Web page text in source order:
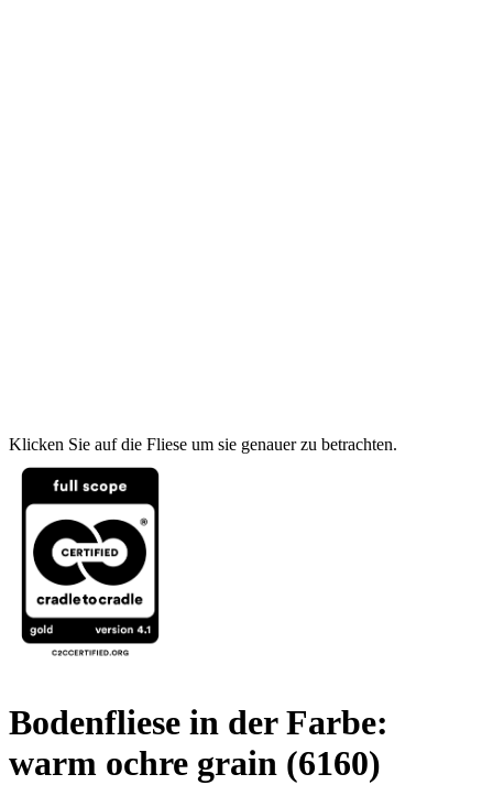
Klicken Sie auf die Fliese um sie genauer zu betrachten.
Bodenfliese in der Farbe:
warm ochre grain (6160)